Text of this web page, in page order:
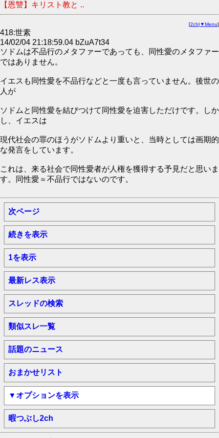
【恩讐】キリスト教と ..
[2ch| ▼Menu]
418:世素
14/02/04 21:18:59.04 bZuA7t34
ソドムは不品行のメタファーであっても、同性愛のメタファー
ではありません。
イエスも同性愛を不品行などと一度も言っていません。後世の
人が
ソドムと同性愛を結びつけて同性愛を迫害しただけです。しか
し、イエスは
現代社会の罪のほうがソドムより重いと、当時としては画期的
な発言をしています。
これは、来る社会で同性愛者が人権を獲得する予見だと思いま
す。同性愛＝不品行ではないのです。
次ページ
続きを表示
1を表示
最新レス表示
スレッドの検索
類似スレ一覧
話題のニュース
おまかせリスト
▼オプションを表示
暇つぶし2ch